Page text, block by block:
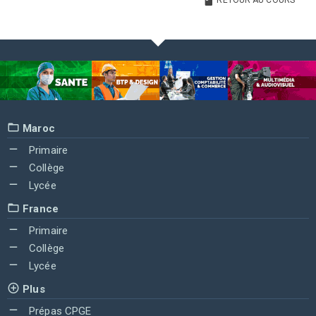
Maroc
Primaire
Collège
Lycée
France
Primaire
Collège
Lycée
Plus
Prépas CPGE